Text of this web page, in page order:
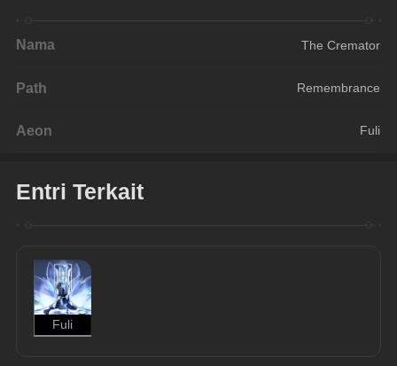
Nama The Cremator
Path Remembrance
Aeon Fuli
Entri Terkait
Fuli